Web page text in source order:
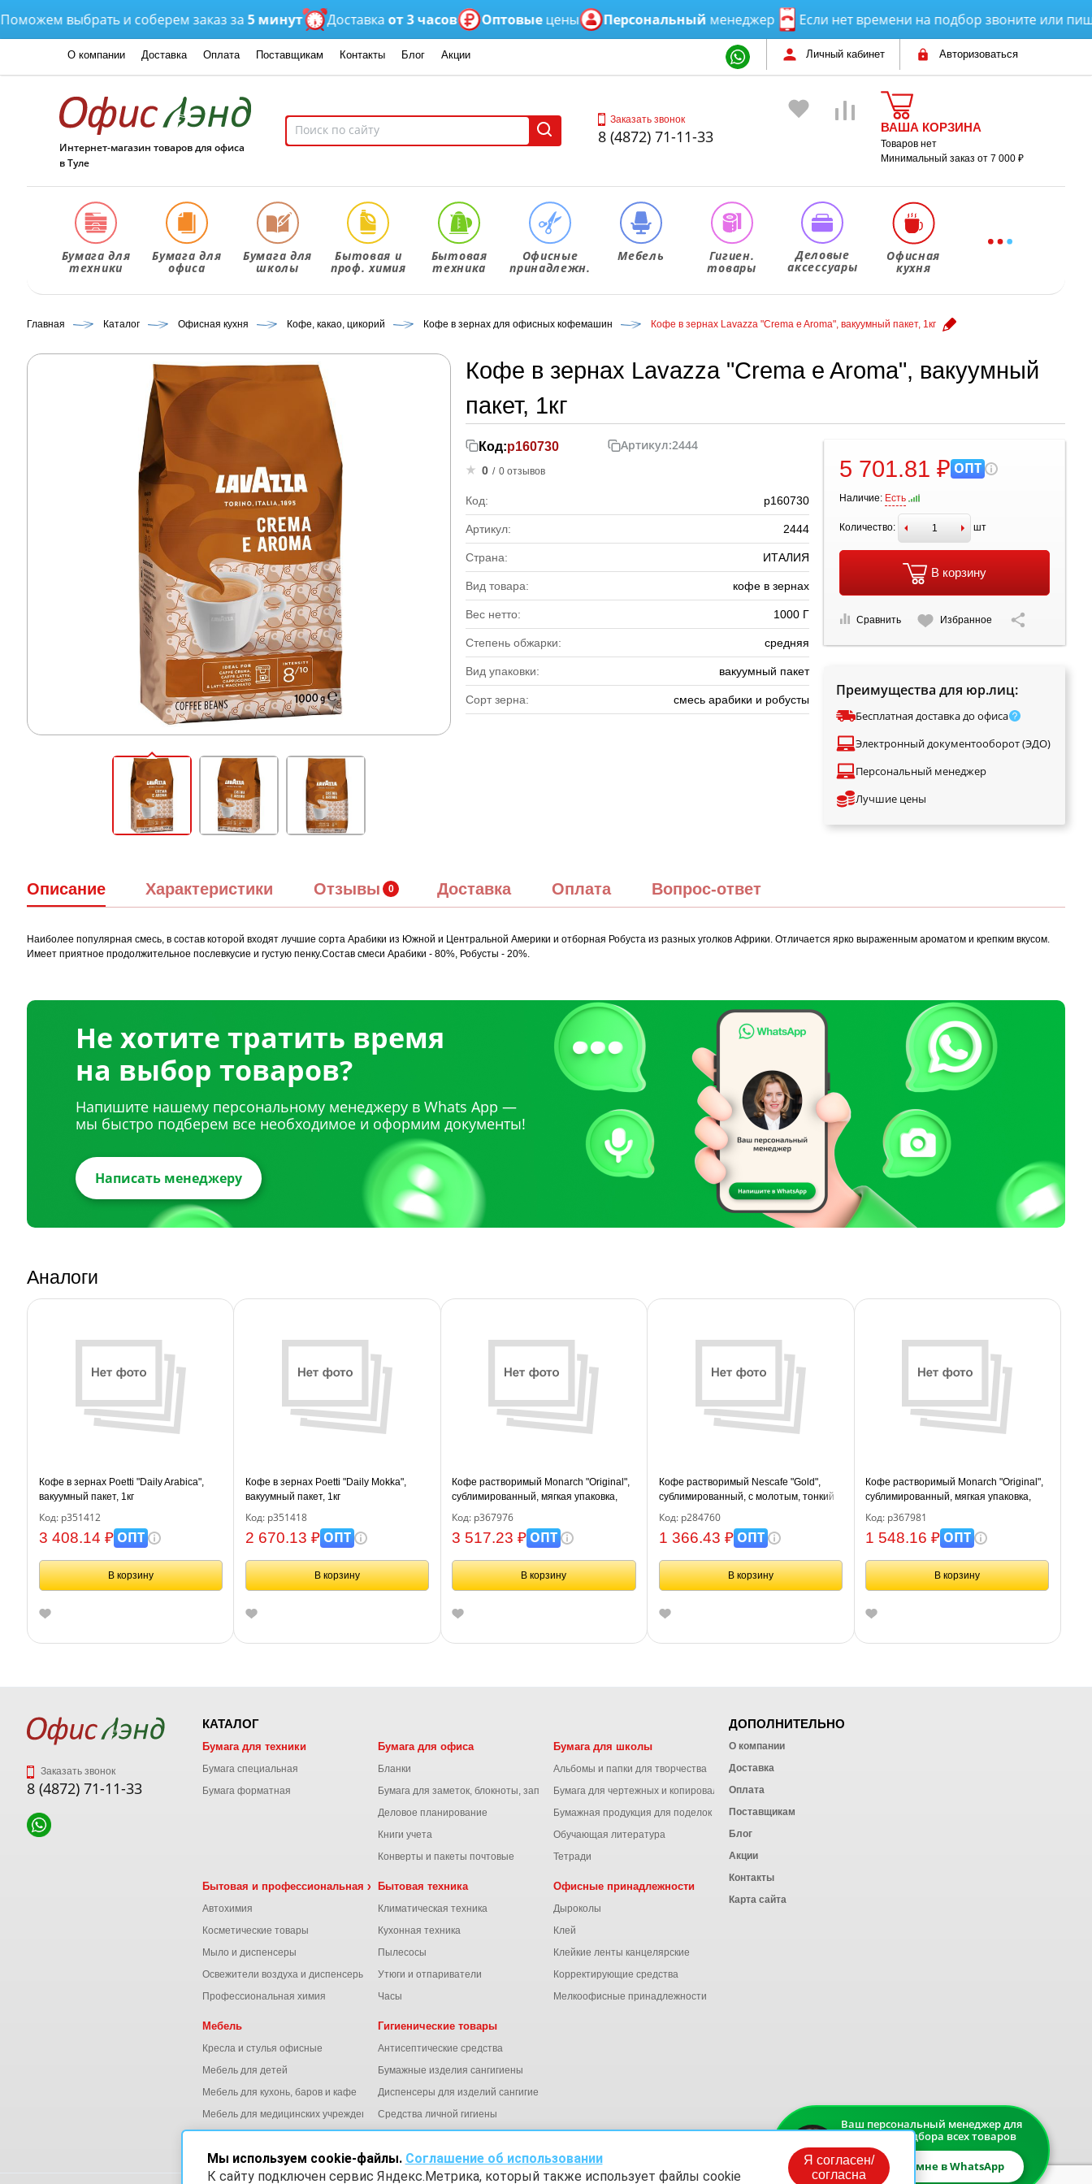
выбрать и соберем заказ за5 минут Доставкаот 3 часов Оптовыецены Персональныйменеджер Если нет времени на подбор звоните или
Личный кабинет Авторизоваться
О компании Доставка Оплата Поставщикам Контакты Блог Акции
Интернет-магазин товаров для офиса
в Туле
Заказать звонок
8 (4872) 71-11-33 ВАША КОРЗИНА
Товаров нет
Минимальный заказ от 7 000 ₽
Бумага для
техники
Бумага для
офиса
Бумага для
школы
Бытовая и
проф. химия
Бытовая
техника
Офисные
принадлежн.
Мебель Гигиен.
товары
Деловые
аксессуары
Офисная
кухня
Главная Каталог Офисная кухня Кофе, какао, цикорий Кофе в зернах для офисных кофемашин Кофе в зернах Lavazza "Crema e Aroma", вакуумный пакет, 1кг
Кофе в зернах Lavazza "Crema e Aroma", вакуумный
пакет, 1кг
Код:р160730 Артикул:2444
0 / 0 отзывов
Код: р160730
Артикул: 2444
Страна: ИТАЛИЯ
Вид товара: кофе в зернах
Вес нетто: 1000 Г
Степень обжарки: средняя
Вид упаковки: вакуумный пакет
Сорт зерна: смесь арабики и робусты
5 701.81 ₽ ОПТ
Наличие: Есть
Количество: шт
В корзину
Сравнить Избранное
Преимущества для юр.лиц:
Бесплатная доставка до офиса
Электронный документооборот (ЭДО)
Персональный менеджер
Лучшие цены
Описание Характеристики Отзывы Доставка Оплата Вопрос-ответ
Наиболее популярная смесь, в состав которой входят лучшие сорта Арабики из Южной и Центральной Америки и отборная Робуста из разных уголков Африки. Отличается ярко выраженным ароматом и крепким вкусом.
Имеет приятное продолжительное послевкусие и густую пенку.Состав смеси Арабики - 80%, Робусты - 20%.
Не хотите тратить время
на выбор товаров?
Напишите нашему персональному менеджеру в Whats App —
мы быстро подберем все необходимое и оформим документы!
Написать менеджеру
Аналоги
Кофе в зернах Poetti "Daily Arabica",
вакуумный пакет, 1кг
Код: р351412
3 408.14 ₽ОПТ
В корзину
Кофе в зернах Poetti "Daily Mokka",
вакуумный пакет, 1кг
Код: р351418
2 670.13 ₽ОПТ
В корзину
Кофе растворимый Monarch "Original",
сублимированный, мягкая упаковка,
500г
Код: р367976
3 517.23 ₽ОПТ
В корзину
Кофе растворимый Nescafe "Gold",
сублимированный, с молотым, тонкий
помол, мягкая упаковка, 190г
Код: р284760
1 366.43 ₽ОПТ
В корзину
Кофе растворимый Monarch "Original",
сублимированный, мягкая упаковка,
210г
Код: р367981
1 548.16 ₽ОПТ
В корзину
Заказать звонок
8 (4872) 71-11-33
КАТАЛОГ
Бумага для техники
Бумага специальная
Бумага форматная
Бумага для офиса
Бланки
Бумага для заметок, блокноты, записные книжки
Деловое планирование
Книги учета
Конверты и пакеты почтовые
Бумага для школы
Альбомы и папки для творчества
Бумага для чертежных и копировальных работ
Бумажная продукция для поделок
Обучающая литература
Тетради
Бытовая и профессиональная химия
Автохимия
Косметические товары
Мыло и диспенсеры
Освежители воздуха и диспенсеры
Профессиональная химия
Бытовая техника
Климатическая техника
Кухонная техника
Пылесосы
Утюги и отпариватели
Часы
Офисные принадлежности
Дыроколы
Клей
Клейкие ленты канцелярские
Корректирующие средства
Мелкоофисные принадлежности
Мебель
Кресла и стулья офисные
Мебель для детей
Мебель для кухонь, баров и кафе
Мебель для медицинских учреждений
Гигиенические товары
Антисептические средства
Бумажные изделия сангигиены
Диспенсеры для изделий сангигиены
Средства личной гигиены
ДОПОЛНИТЕЛЬНО
О компании
Доставка
Оплата
Поставщикам
Блог
Акции
Контакты
Карта сайта
Ваш персональный менеджер для
быстрого подбора всех товаров
Напишите мне в WhatsApp
Мы используем cookie-файлы. Соглашение об использовании
К сайту подключен сервис Яндекс.Метрика, который также использует файлы cookie
Я согласен/
согласна